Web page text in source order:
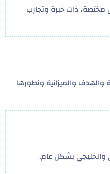
ذات خبرة وتجارب
والميزانية ونطورها
بشكل عام.